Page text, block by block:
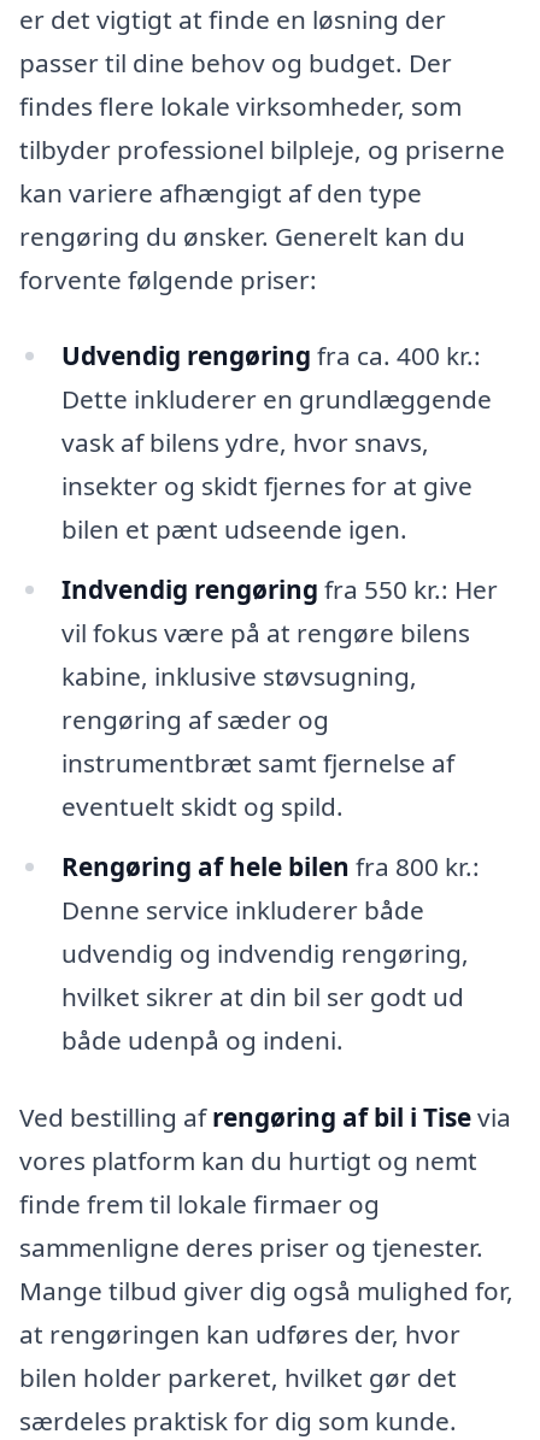
er det vigtigt at finde en løsning der
passer til dine behov og budget. Der
findes flere lokale virksomheder, som
tilbyder professionel bilpleje, og priserne
kan variere afhængigt af den type
rengøring du ønsker. Generelt kan du
forvente følgende priser:
Udvendig rengøring fra ca. 400 kr.:
Dette inkluderer en grundlæggende
vask af bilens ydre, hvor snavs,
insekter og skidt fjernes for at give
bilen et pænt udseende igen.
Indvendig rengøring fra 550 kr.: Her
vil fokus være på at rengøre bilens
kabine, inklusive støvsugning,
rengøring af sæder og
instrumentbræt samt fjernelse af
eventuelt skidt og spild.
Rengøring af hele bilen fra 800 kr.:
Denne service inkluderer både
udvendig og indvendig rengøring,
hvilket sikrer at din bil ser godt ud
både udenpå og indeni.
Ved bestilling afrengøring af bil i Tisevia
vores platform kan du hurtigt og nemt
finde frem til lokale firmaer og
sammenligne deres priser og tjenester.
Mange tilbud giver dig også mulighed for,
at rengøringen kan udføres der, hvor
bilen holder parkeret, hvilket gør det
særdeles praktisk for dig som kunde.